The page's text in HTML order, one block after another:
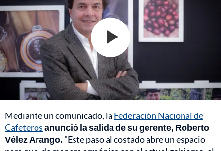
Mediante un comunicado, la Federación Nacional de
Cafeterosanunció la salida de su gerente, Roberto
Vélez Arango. "Este paso al costado abre un espacio